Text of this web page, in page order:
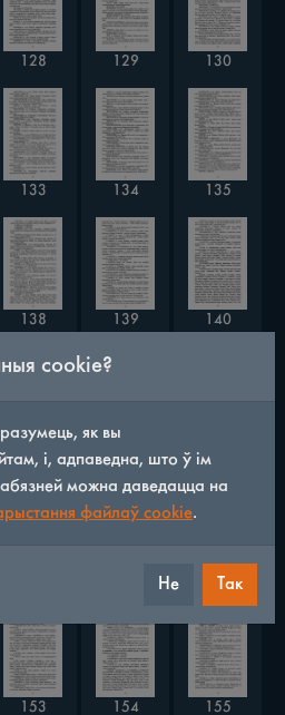
128 129 130
133 134 135
138 139 140
143
150
153 154 155
cookie?
як вы
і, адпаведна, што ў ім
можна даведацца на
файлаў cookie.
Не Так